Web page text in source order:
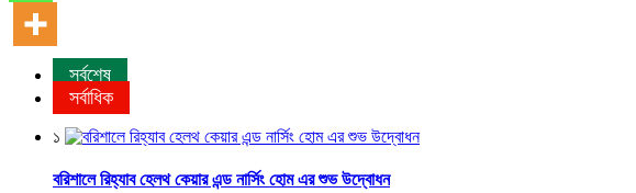
সর্বশেষ
সর্বাধিক
১
বরিশালে রিহ্যাব হেলথ কেয়ার এন্ড নার্সিং হোম এর শুভ উদ্বোধন